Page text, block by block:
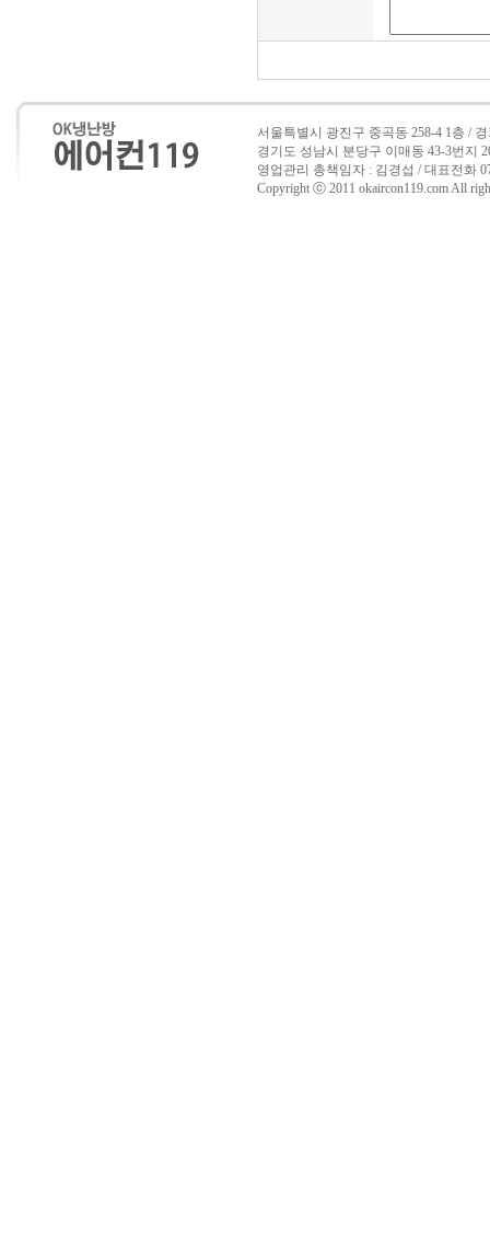
서울특별시 광진구 중곡동 258-4 1층 /
경기도 성남시 분당구 이매동 43-3번지
영업관리 총책임자 : 김경섭 / 대표전화
Copyright ⓒ 2011 okaircon119.com All